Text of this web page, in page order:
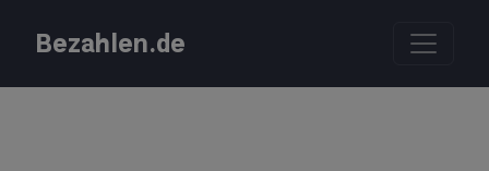
Bezahlen.de